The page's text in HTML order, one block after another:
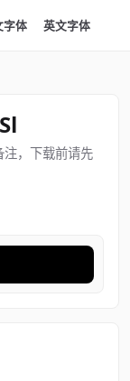
字体 英文字体
，下载前请先